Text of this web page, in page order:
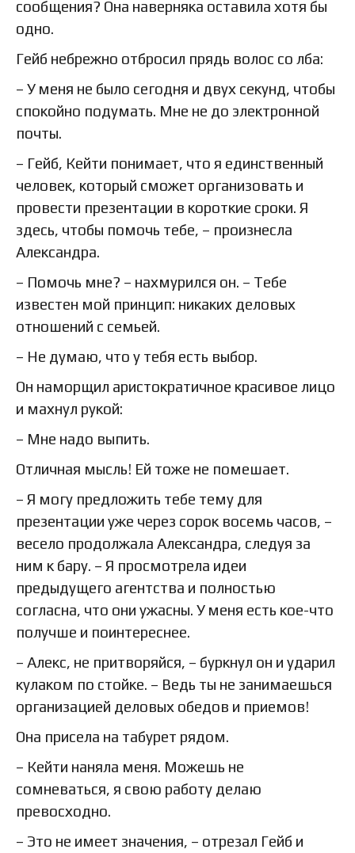
сообщения? Она наверняка оставила хотя бы
одно.
Гейб небрежно отбросил прядь волос со лба:
– У меня не было сегодня и двух секунд, чтобы
спокойно подумать. Мне не до электронной
почты.
– Гейб, Кейти понимает, что я единственный
человек, который сможет организовать и
провести презентации в короткие сроки. Я
здесь, чтобы помочь тебе, – произнесла
Александра.
– Помочь мне? – нахмурился он. – Тебе
известен мой принцип: никаких деловых
отношений с семьей.
– Не думаю, что у тебя есть выбор.
Он наморщил аристократичное красивое лицо
и махнул рукой:
– Мне надо выпить.
Отличная мысль! Ей тоже не помешает.
– Я могу предложить тебе тему для
презентации уже через сорок восемь часов, –
весело продолжала Александра, следуя за
ним к бару. – Я просмотрела идеи
предыдущего агентства и полностью
согласна, что они ужасны. У меня есть кое-что
получше и поинтереснее.
– Алекс, не притворяйся, – буркнул он и ударил
кулаком по стойке. – Ведь ты не занимаешься
организацией деловых обедов и приемов!
Она присела на табурет рядом.
– Кейти наняла меня. Можешь не
сомневаться, я свою работу делаю
превосходно.
– Это не имеет значения, – отрезал Гейб и